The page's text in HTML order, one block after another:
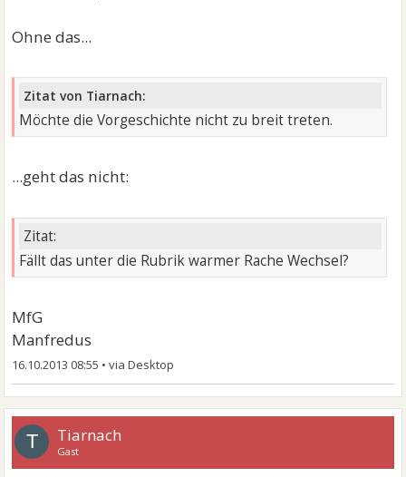
Ohne das...
Zitat von Tiarnach:
Möchte die Vorgeschichte nicht zu breit treten.
...geht das nicht:
Zitat:
Fällt das unter die Rubrik warmer Rache Wechsel?
MfG
Manfredus
16.10.2013 08:55 •
T Tiarnach
Gast